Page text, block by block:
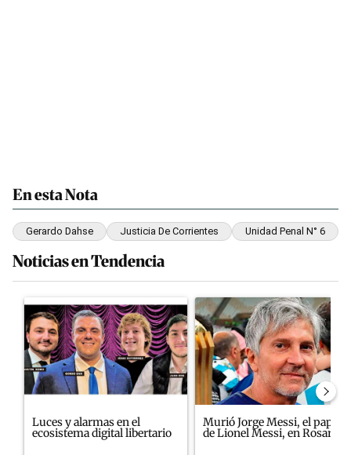
En esta Nota
Gerardo Dahse Justicia De Corrientes Unidad Penal N° 6
Noticias en Tendencia
Este listado muestra los artículos con más comentarios en los
Un artículo de tendencia con el título "Luces y alarmas en el
Luces y alarmas en el
ecosistema digital libertario
Un artículo de tendencia con
Murió Jorge Messi, el papá
de Lionel Messi, en Rosario